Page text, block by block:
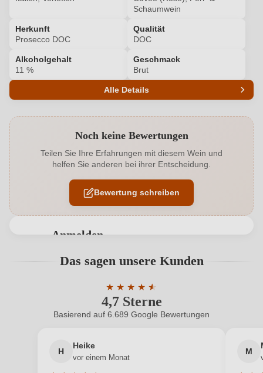
Schaumwein
Herkunft
Prosecco DOC
Qualität
DOC
Alkoholgehalt
11 %
Geschmack
Brut
Alle Details
Alkoholgehalt in % 11 %
Allergene Enthält Sulfite
Cuvée-Rebsorten Pinot Nero, Glera
Noch keine Bewertungen
Teilen Sie Ihre Erfahrungen mit diesem Wein und
helfen Sie anderen bei ihrer Entscheidung.
Bewertung schreiben
Anmelden
Benutzern abgegeben werden. Bitte loggen Sie sich
Neuer Kunde? Neuer Kunde?
Ihre E-Mail-Adresse
Das sagen unsere Kunden
4,7 Sterne
★ ★ ★ ★ ★
★
Durchschnittliche Bewertung von 4.7
Basierend auf 6.689 Google Bewertungen
H
Heike
vor einem Monat
M